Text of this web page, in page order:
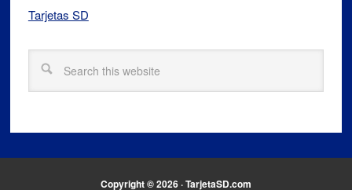
Tarjetas SD
Copyright © 2026 · TarjetaSD.com